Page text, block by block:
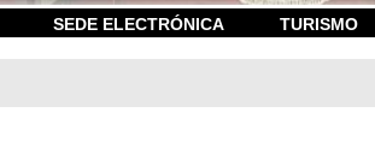
SEDE ELECTRÓNICA TURISMO